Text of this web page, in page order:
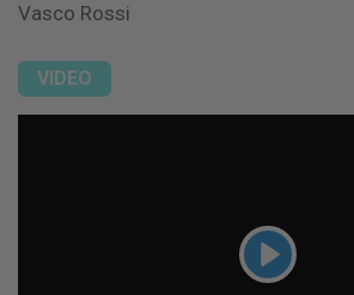
Vasco Rossi
VIDEO
Play